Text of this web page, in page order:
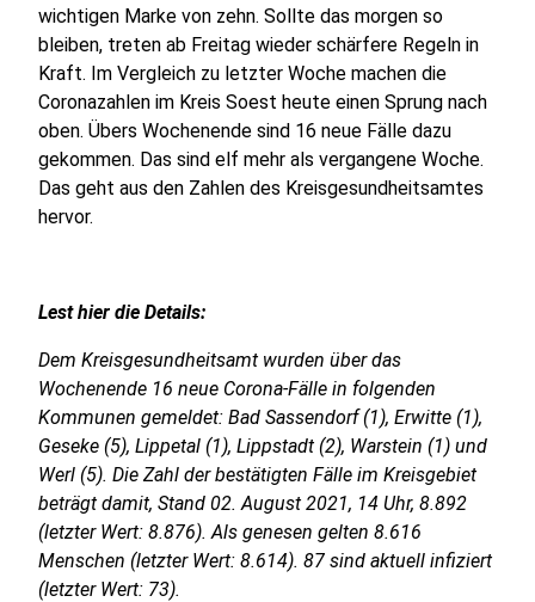
wichtigen Marke von zehn. Sollte das morgen so
bleiben, treten ab Freitag wieder schärfere Regeln in
Kraft. Im Vergleich zu letzter Woche machen die
Coronazahlen im Kreis Soest heute einen Sprung nach
oben. Übers Wochenende sind 16 neue Fälle dazu
gekommen. Das sind elf mehr als vergangene Woche.
Das geht aus den Zahlen des Kreisgesundheitsamtes
hervor.
Lest hier die Details:
Dem Kreisgesundheitsamt wurden über das
Wochenende 16 neue Corona-Fälle in folgenden
Kommunen gemeldet: Bad Sassendorf (1), Erwitte (1),
Geseke (5), Lippetal (1), Lippstadt (2), Warstein (1) und
Werl (5). Die Zahl der bestätigten Fälle im Kreisgebiet
beträgt damit, Stand 02. August 2021, 14 Uhr, 8.892
(letzter Wert: 8.876). Als genesen gelten 8.616
Menschen (letzter Wert: 8.614). 87 sind aktuell infiziert
(letzter Wert: 73).